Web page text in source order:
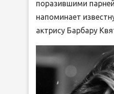
поразившими
напоминает
актрису Барбару